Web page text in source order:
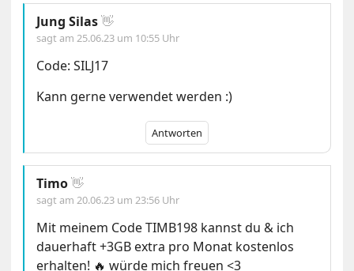
Jung Silas👋
sagt am25.06.23 um 10:55 Uhr
Code: SILJ17
Kann gerne verwendet werden :)
Antworten
Timo👋
sagt am20.06.23 um 23:56 Uhr
Mit meinem Code TIMB198 kannst du & ich
dauerhaft +3GB extra pro Monat kostenlos
erhalten! 🔥 würde mich freuen <3